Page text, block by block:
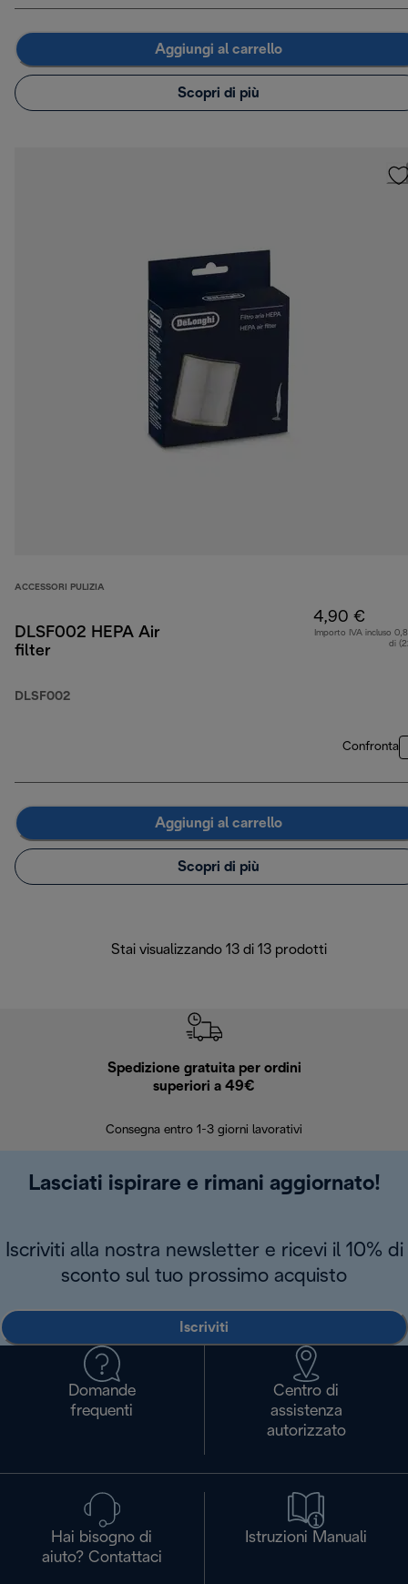
Aggiungi al carrello
Scopri di più
ACCESSORI PULIZIA
DLSF002 HEPA Air
filter
DLSF002
4,90 €
Importo IVA incluso
di
Confronta
Aggiungi al carrello
Scopri di più
Stai visualizzando 13 di 13 prodotti
Spedizione gratuita per ordini
superiori a 49€
Consegna entro 1-3 giorni lavorativi
Lasciati ispirare e rimani aggiornato!
Iscriviti alla nostra newsletter e ricevi il 10% di
sconto sul tuo prossimo acquisto
Iscriviti
Domande
frequenti
Centro di
assistenza
autorizzato
Hai bisogno di
aiuto? Contattaci
Istruzioni Manuali